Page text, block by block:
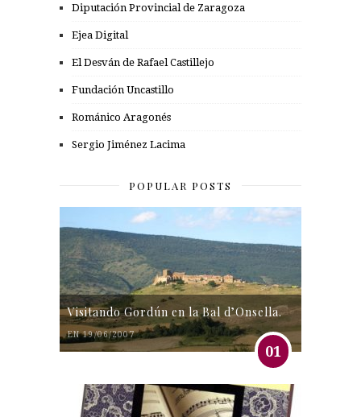
Diputación Provincial de Zaragoza
Ejea Digital
El Desván de Rafael Castillejo
Fundación Uncastillo
Románico Aragonés
Sergio Jiménez Lacima
POPULAR POSTS
Visitando Gordún en la Bal d’Onsella.
EN 19/06/2007
01